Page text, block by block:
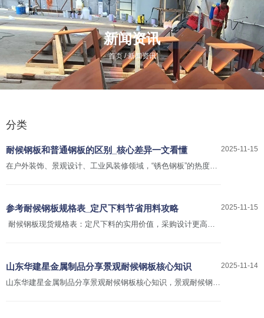
新闻资讯
首页 /新闻资讯
分类
2025-11-15
耐候钢板和普通钢板的区别_核心差异一文看懂
在户外装饰、景观设计、工业风装修领域，“锈色钢板”的热度一
影响效果。今天就彻底掰明白两者的区别，帮你精准避坑！
2025-11-15
参考耐候钢板规格表_定尺下料节省用料攻略
耐候钢板现货规格表：定尺下料的实用价值，采购设计更高效
2025-11-14
山东华建星金属制品分享景观耐候钢板核心知识
山东华建星金属制品分享景观耐候钢板核心知识，景观耐候钢板